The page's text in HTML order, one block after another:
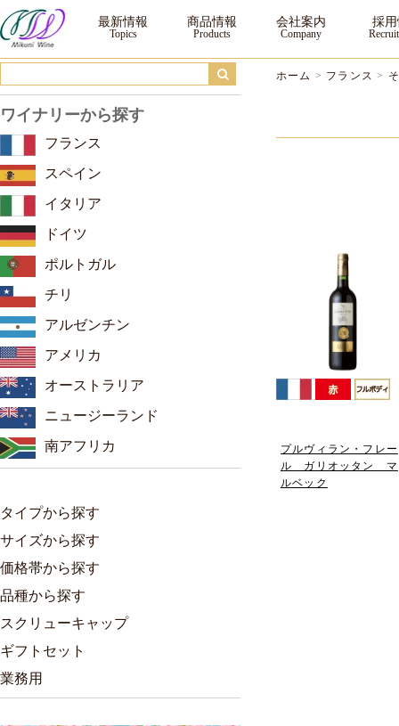
その他 ｜三国ワイン
最新情報 商品情報 会社案内 採
ホーム > フランス >
プルヴィラン・フレー
ル ガリオッタン マ
ルベック
ワイナリーから探す
フランス
スペイン
イタリア
ドイツ
ポルトガル
チリ
アルゼンチン
アメリカ
オーストラリア
ニュージーランド
南アフリカ
タイプから探す
サイズから探す
価格帯から探す
品種から探す
スクリューキャップ
ギフトセット
業務用